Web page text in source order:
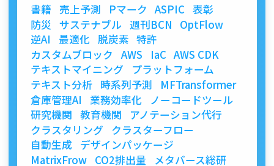
書籍
売上予測 Pマーク ASPIC 表彰
防災 サステナブル 週刊BCN
OptFlow
逆AI
最適化 脱炭素 特許
カスタムブロック
AWS IaC AWS CDK
テキストマイニング
プラットフォーム
テキスト分析 時系列予測
MFTransformer
倉庫管理AI
業務効率化
ノーコードツール
研究機関 教育機関
アノテーション代行
クラスタリング
クラスターフロー
自動生成
デザインパッケージ
MatrixFrow CO2排出量
メタバース総研